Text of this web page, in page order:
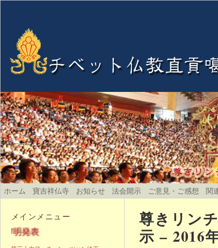
ホーム 寶吉祥仏寺 お知らせ 法会開示 ご意見・ご感想 関
尊きリン
示 – 2016
メインメニュー
声明発表